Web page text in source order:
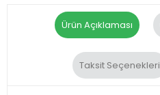
Ürün Açıklaması
Taksit Seçenekleri